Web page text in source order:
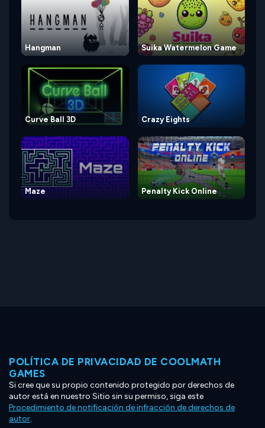
Hangman Suika Watermelon Game
Curve Ball 3D Crazy Eights
Maze Penalty Kick Online
POLÍTICA DE PRIVACIDAD DE COOLMATH
GAMES
Si cree que su propio contenido protegido por derechos de
autor está en nuestro Sitio sin su permiso, siga este
Procedimiento de notificación de infracción de derechos de
autor.